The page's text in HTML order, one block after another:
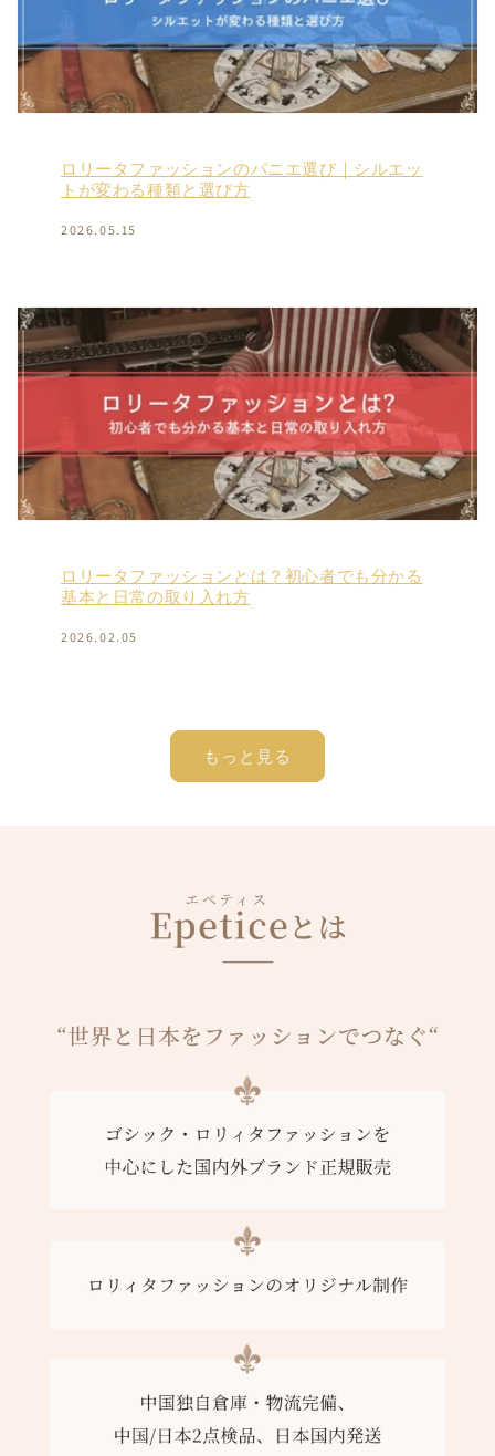
ロリータファッションのパニエ選び｜シルエッ
トが変わる種類と選び方
2026.05.15
ロリータファッションとは？初心者でも分かる
基本と日常の取り入れ方
2026.02.05
もっと見る